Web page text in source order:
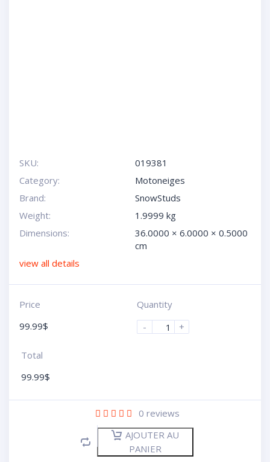
SKU:
019381
Category:
Motoneiges
Brand:
SnowStuds
Weight:
1.9999 kg
Dimensions:
36.0000 × 6.0000 × 0.5000
cm
view all details
Price
99.99$
Quantity
-
+
Total
99.99$
0 reviews
AJOUTER AU
PANIER